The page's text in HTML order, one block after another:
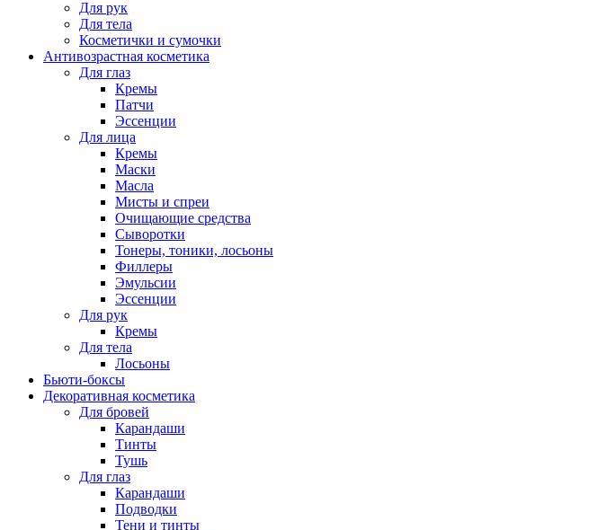
Для рук
Для тела
Косметички и сумочки
Антивозрастная косметика
Для глаз
Кремы
Патчи
Эссенции
Для лица
Кремы
Маски
Масла
Мисты и спреи
Очищающие средства
Сыворотки
Тонеры, тоники, лосьоны
Филлеры
Эмульсии
Эссенции
Для рук
Кремы
Для тела
Лосьоны
Бьюти-боксы
Декоративная косметика
Для бровей
Карандаши
Тинты
Тушь
Для глаз
Карандаши
Подводки
Тени и тинты